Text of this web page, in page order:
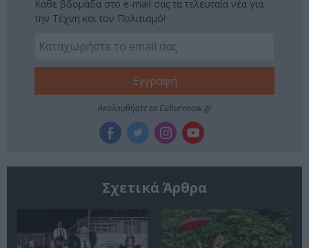
Κάθε βδομάδα στο e-mail σας τα τελευταία νέα για
την Τέχνη και τον Πολιτισμό!
Ακολουθήστε το Culturenow.gr
Σχετικά Άρθρα